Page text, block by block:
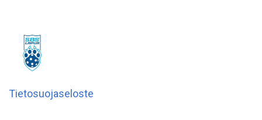
Tietosuojaseloste